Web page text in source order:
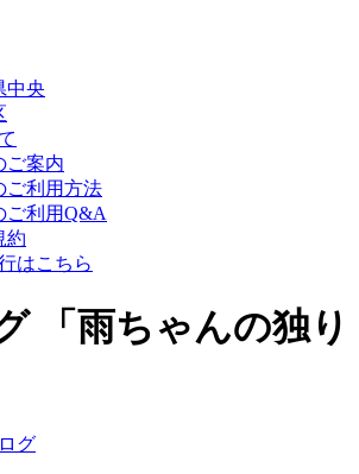
中央
ご案内
ご利用方法
ご利用Q&A
約
はこちら
「雨ちゃんの独り
グ